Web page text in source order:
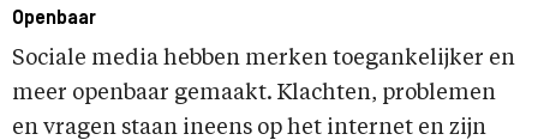
Openbaar
Sociale media hebben merken toegankelijker en
meer openbaar gemaakt. Klachten, problemen
en vragen staan ineens op het internet en zijn